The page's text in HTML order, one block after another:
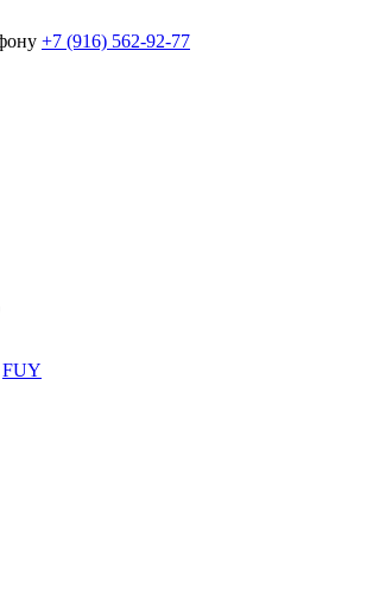
+7 (916) 562-92-77
FUY